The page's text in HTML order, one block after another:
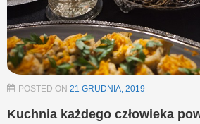
POSTED ON 21 GRUDNIA, 2019
Kuchnia każdego człowieka